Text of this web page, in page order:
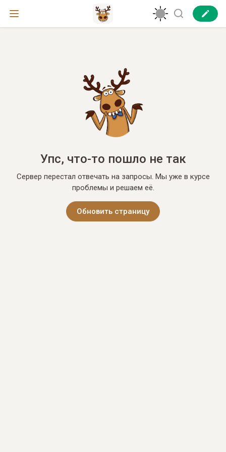
Упс, что-то пошло не так
Сервер перестал отвечать на запросы. Мы уже в курсе
проблемы и решаем её.
Обновить страницу